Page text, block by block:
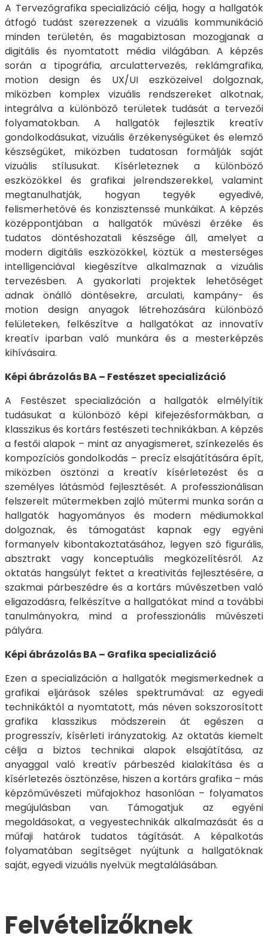
A Tervezőgrafika specializáció célja, hogy a hallgatók
átfogó tudást szerezzenek a vizuális kommunikáció
minden területén, és magabiztosan mozogjanak a
digitális és nyomtatott média világában. A képzés
során a tipográfia, arculattervezés, reklámgrafika,
motion design és UX/UI eszközeivel dolgoznak,
miközben komplex vizuális rendszereket alkotnak,
integrálva a különböző területek tudását a tervezői
folyamatokban. A hallgatók fejlesztik kreatív
gondolkodásukat, vizuális érzékenységüket és elemző
készségüket, miközben tudatosan formálják saját
vizuális stílusukat. Kísérleteznek a különböző
eszközökkel és grafikai jelrendszerekkel, valamint
megtanulhatják, hogyan tegyék egyedivé,
felismerhetővé és konzisztenssé munkáikat. A képzés
középpontjában a hallgatók művészi érzéke és
tudatos döntéshozatali készsége áll, amelyet a
modern digitális eszközökkel, köztük a mesterséges
intelligenciával kiegészítve alkalmaznak a vizuális
tervezésben. A gyakorlati projektek lehetőséget
adnak önálló döntésekre, arculati, kampány- és
motion design anyagok létrehozására különböző
felületeken, felkészítve a hallgatókat az innovatív
kreatív iparban való munkára és a mesterképzés
kihívásaira.
Képi ábrázolás BA – Festészet specializáció
A Festészet specializáción a hallgatók elmélyítik
tudásukat a különböző képi kifejezésformákban, a
klasszikus és kortárs festészeti technikákban. A képzés
a festői alapok – mint az anyagismeret, színkezelés és
kompozíciós gondolkodás – precíz elsajátítására épít,
miközben ösztönzi a kreatív kísérletezést és a
személyes látásmód fejlesztését. A professzionálisan
felszerelt műtermekben zajló műtermi munka során a
hallgatók hagyományos és modern médiumokkal
dolgoznak, és támogatást kapnak egy egyéni
formanyelv kibontakoztatásához, legyen szó figurális,
absztrakt vagy konceptuális megközelítésről. Az
oktatás hangsúlyt fektet a kreativitás fejlesztésére, a
szakmai párbeszédre és a kortárs művészetben való
eligazodásra, felkészítve a hallgatókat mind a további
tanulmányokra, mind a professzionális művészeti
pályára.
Képi ábrázolás BA – Grafika specializáció
Ezen a specializáción a hallgatók megismerkednek a
grafikai eljárások széles spektrumával: az egyedi
technikáktól a nyomtatott, más néven sokszorosított
grafika klasszikus módszerein át egészen a
progresszív, kísérleti irányzatokig. Az oktatás kiemelt
célja a biztos technikai alapok elsajátítása, az
anyaggal való kreatív párbeszéd kialakítása és a
kísérletezés ösztönzése, hiszen a kortárs grafika – más
képzőművészeti műfajokhoz hasonlóan – folyamatos
megújulásban van. Támogatjuk az egyéni
megoldásokat, a vegyestechnikák alkalmazását és a
műfaji határok tudatos tágítását. A képalkotás
folyamatában segítséget nyújtunk a hallgatóknak
saját, egyedi vizuális nyelvük megtalálásában.
Felvételizőknek